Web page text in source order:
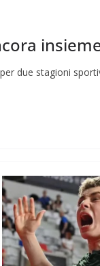
due stagioni